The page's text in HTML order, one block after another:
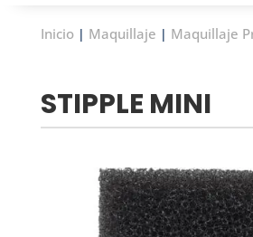
Inicio| Maquillaje | Maquillaje
STIPPLE MINI